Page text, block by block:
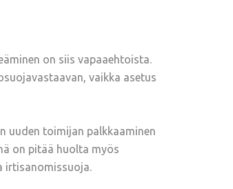
on siis vapaaehtoista.
vaikka asetus
uuden toimijan palkkaaminen
on pitää huolta myös
irtisanomissuoja.